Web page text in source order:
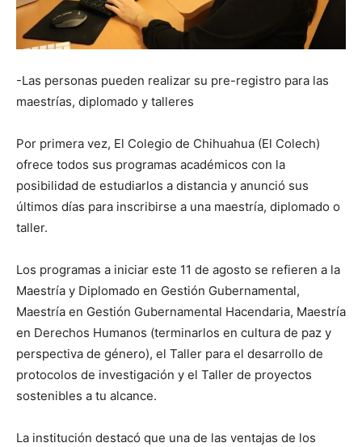
-Las personas pueden realizar su pre-registro para las
maestrías, diplomado y talleres
Por primera vez, El Colegio de Chihuahua (El Colech)
ofrece todos sus programas académicos con la
posibilidad de estudiarlos a distancia y anunció sus
últimos días para inscribirse a una maestría, diplomado o
taller.
Los programas a iniciar este 11 de agosto se refieren a la
Maestría y Diplomado en Gestión Gubernamental,
Maestría en Gestión Gubernamental Hacendaria, Maestría
en Derechos Humanos (terminarlos en cultura de paz y
perspectiva de género), el Taller para el desarrollo de
protocolos de investigación y el Taller de proyectos
sostenibles a tu alcance.
La institución destacó que una de las ventajas de los